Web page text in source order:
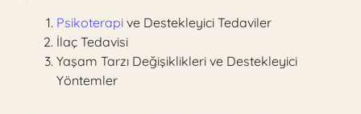
Psikoterapi ve Destekleyici Tedaviler
İlaç Tedavisi
Yaşam Tarzı Değişiklikleri ve Destekleyici
Yöntemler